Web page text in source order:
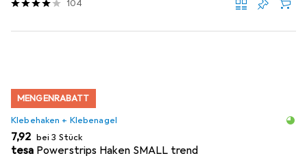
104
MENGENRABATT
Klebehaken + Klebenagel
EUR
7,92 bei 3 Stück
tesa Powerstrips Haken SMALL trend